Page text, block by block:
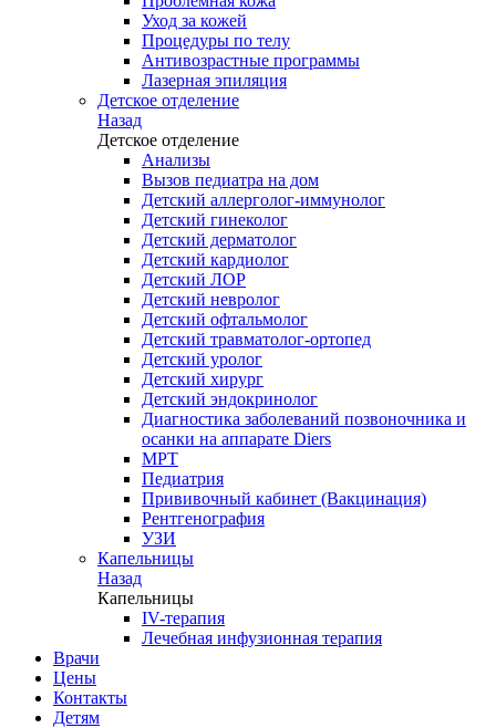
Уход за кожей
Процедуры по телу
Антивозрастные программы
Лазерная эпиляция
Детское отделение
Назад
Детское отделение
Анализы
Вызов педиатра на дом
Детский аллерголог-иммунолог
Детский гинеколог
Детский дерматолог
Детский кардиолог
Детский ЛОР
Детский невролог
Детский офтальмолог
Детский травматолог-ортопед
Детский уролог
Детский хирург
Детский эндокринолог
Диагностика заболеваний позвоночника и
осанки на аппарате Diers
МРТ
Педиатрия
Прививочный кабинет (Вакцинация)
Рентгенография
УЗИ
Капельницы
Назад
Капельницы
IV-терапия
Лечебная инфузионная терапия
Врачи
Цены
Контакты
Детям